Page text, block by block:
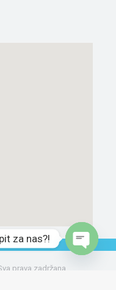
prava zadržana.
za nas?!